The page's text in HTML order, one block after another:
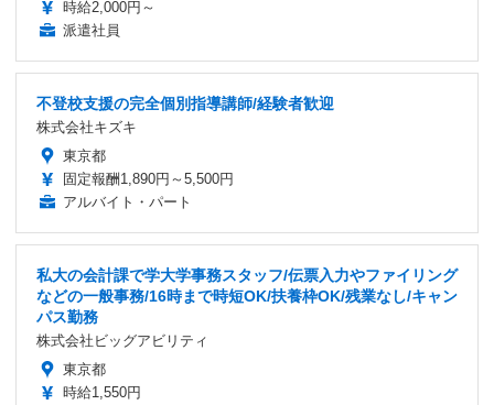
時給2,000円～
派遣社員
不登校支援の完全個別指導講師/経験者歓迎
株式会社キズキ
東京都
固定報酬1,890円～5,500円
アルバイト・パート
私大の会計課で学大学事務スタッフ/伝票入力やファイリング
などの一般事務/16時まで時短OK/扶養枠OK/残業なし/キャン
パス勤務
株式会社ビッグアビリティ
東京都
時給1,550円